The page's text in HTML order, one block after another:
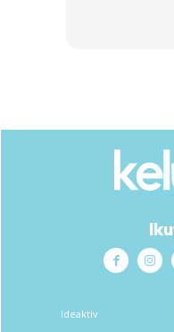
Ideaktiv